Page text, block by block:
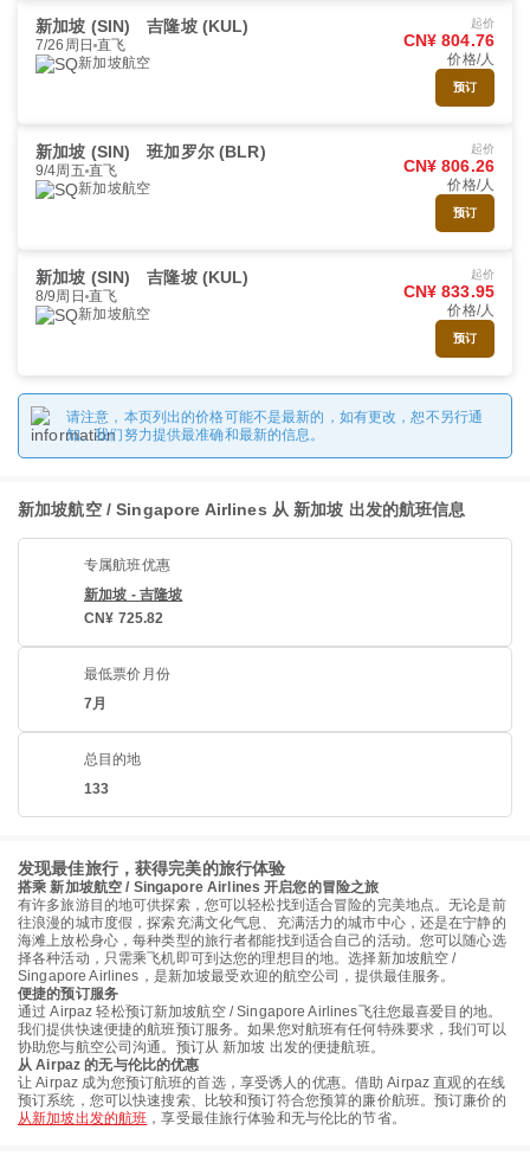
新加坡 (SIN) 吉隆坡 (KUL)
7/26周日 直飞
新加坡航空
起价
CN¥ 804.76
价格/人
预订
新加坡 (SIN) 班加罗尔 (BLR)
9/4周五 直飞
新加坡航空
起价
CN¥ 806.26
价格/人
预订
新加坡 (SIN) 吉隆坡 (KUL)
8/9周日 直飞
新加坡航空
起价
CN¥ 833.95
价格/人
预订
请注意，本页列出的价格可能不是最新的，如有更改，恕不另行通
知。我们努力提供最准确和最新的信息。
新加坡航空 / Singapore Airlines 从 新加坡 出发的航班信息
专属航班优惠
新加坡 - 吉隆坡
CN¥ 725.82
最低票价月份
7月
总目的地
133
发现最佳旅行，获得完美的旅行体验
搭乘 新加坡航空 / Singapore Airlines 开启您的冒险之旅
有许多旅游目的地可供探索，您可以轻松找到适合冒险的完美地点。无论是前
往浪漫的城市度假，探索充满文化气息、充满活力的城市中心，还是在宁静的
海滩上放松身心，每种类型的旅行者都能找到适合自己的活动。您可以随心选
择各种活动，只需乘飞机即可到达您的理想目的地。选择新加坡航空 /
Singapore Airlines，是新加坡最受欢迎的航空公司，提供最佳服务。
便捷的预订服务
通过 Airpaz 轻松预订新加坡航空 / Singapore Airlines飞往您最喜爱目的地。
我们提供快速便捷的航班预订服务。如果您对航班有任何特殊要求，我们可以
协助您与航空公司沟通。预订从 新加坡 出发的便捷航班。
从 Airpaz 的无与伦比的优惠
让 Airpaz 成为您预订航班的首选，享受诱人的优惠。借助 Airpaz 直观的在线
预订系统，您可以快速搜索、比较和预订符合您预算的廉价航班。预订廉价的
从新加坡出发的航班 ，享受最佳旅行体验和无与伦比的节省。